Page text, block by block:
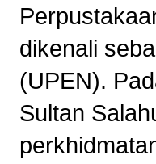
dikenali
(UPEN).
Sultan